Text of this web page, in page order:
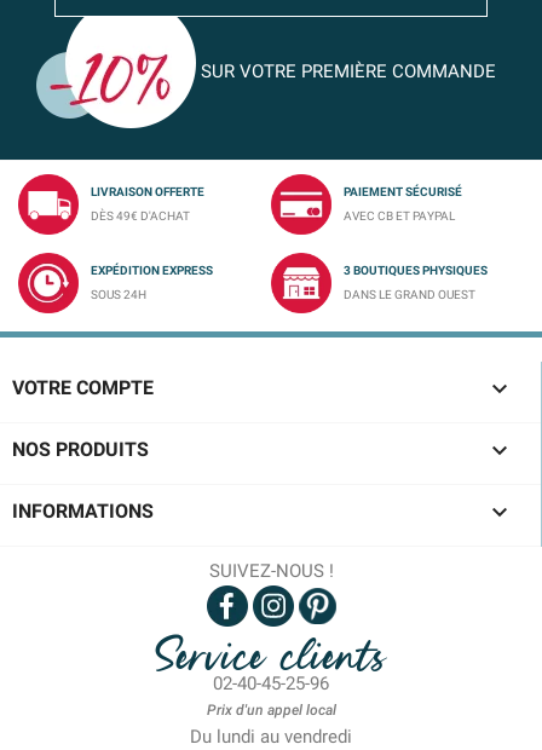
SUR VOTRE PREMIÈRE COMMANDE
LIVRAISON OFFERTE
DÈS 49€ D'ACHAT
PAIEMENT SÉCURISÉ
AVEC CB ET PAYPAL
EXPÉDITION EXPRESS
SOUS 24H
3 BOUTIQUES PHYSIQUES
DANS LE GRAND OUEST
VOTRE COMPTE 
NOS PRODUITS 
INFORMATIONS 
SUIVEZ-NOUS !
Service clients
02-40-45-25-96
Prix d'un appel local
Du lundi au vendredi